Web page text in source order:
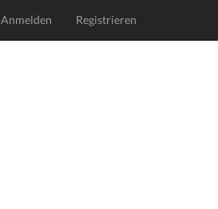
Anmelden Registrieren